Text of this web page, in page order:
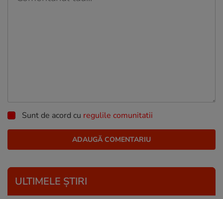
Sunt de acord cu regulile comunitatii
ULTIMELE ȘTIRI